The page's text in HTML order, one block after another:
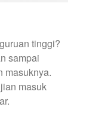
tinggi?
sampai
masuknya.
masuk